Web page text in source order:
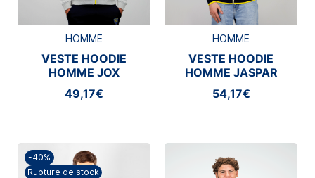
HOMME
VESTE HOODIE
HOMME JOX
49,17€
HOMME
VESTE HOODIE
HOMME JASPAR
54,17€
-40%
Rupture de stock